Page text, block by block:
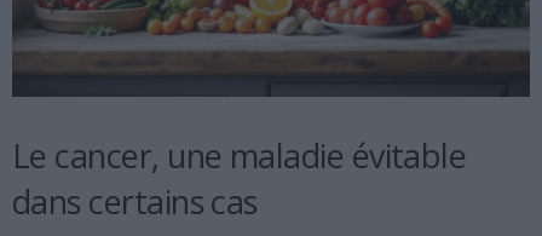
Le cancer, une maladie évitable
dans certains cas